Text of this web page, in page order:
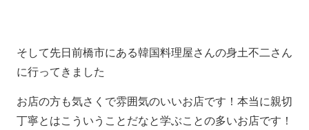
そして先日前橋市にある韓国料理屋さんの身土不二さん
に行ってきました
お店の方も気さくで雰囲気のいいお店です！本当に親切
丁寧とはこういうことだなと学ぶことの多いお店です！